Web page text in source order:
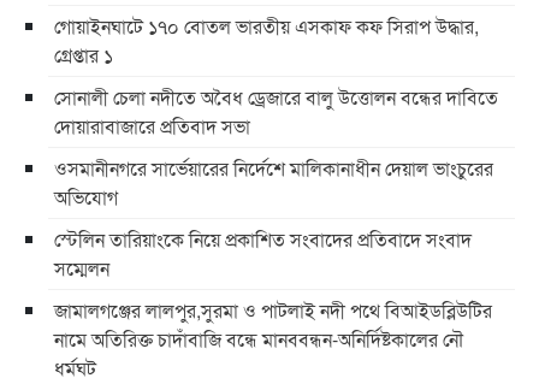
গোয়াইনঘাটে ১৭০ বোতল ভারতীয় এসকাফ কফ সিরাপ উদ্ধার,
গ্রেপ্তার ১
সোনালী চেলা নদীতে অবৈধ ড্রেজারে বালু উত্তোলন বন্ধের দাবিতে
দোয়ারাবাজারে প্রতিবাদ সভা
ওসমানীনগরে সার্ভেয়ারের নির্দেশে মালিকানাধীন দেয়াল ভাংচুরের
অভিযোগ
স্টেলিন তারিয়াংকে নিয়ে প্রকাশিত সংবাদের প্রতিবাদে সংবাদ
সম্মেলন
জামালগঞ্জের লালপুর,সুরমা ও পাটলাই নদী পথে বিআইডব্লিউটির
নামে অতিরিক্ত চাদাঁবাজি বন্ধে মানববন্ধন-অনির্দিষ্টকালের নৌ
ধর্মঘট